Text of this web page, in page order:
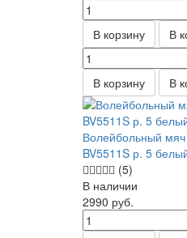
В корзину В
В корзину В
Волейбольный
BV5511S р. 5
(5)
В наличии
2990 руб.